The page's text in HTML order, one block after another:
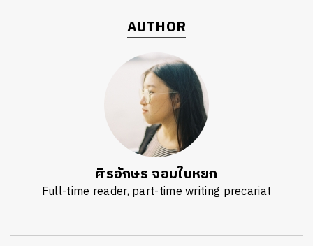
AUTHOR
ศิรอักษร จอมใบหยก
Full-time reader, part-time writing precariat